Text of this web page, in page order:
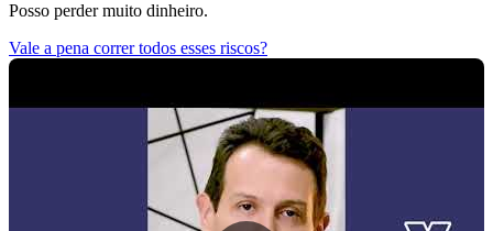
Posso perder muito dinheiro.
Vale a pena correr todos esses riscos?